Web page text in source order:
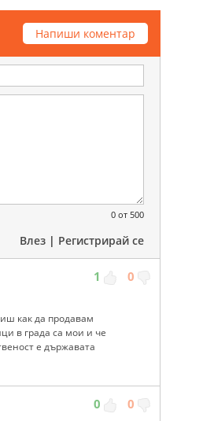
Напиши коментар
0 от 500
Влез | Регистрирай се
1 0
как да продавам
в града са мои и че
е държавата
0 0